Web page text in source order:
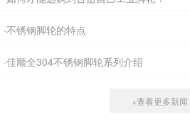
·不锈钢脚轮的特点
·佳顺全304不锈钢脚轮系列介绍
+查看更多新闻